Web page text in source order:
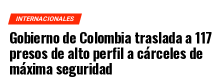
INTERNACIONALES
Gobierno de Colombia traslada a 117
presos de alto perfil a cárceles de
máxima seguridad